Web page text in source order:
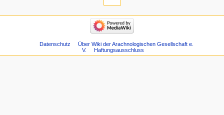
Datenschutz
Über Wiki der Arachnologischen Gesellschaft e.
V.
Haftungsausschluss